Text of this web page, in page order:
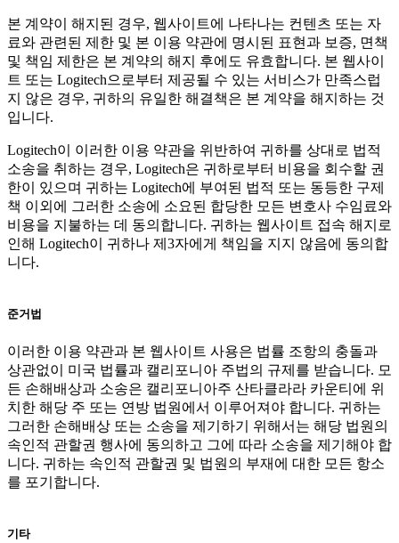
본 계약이 해지된 경우, 웹사이트에 나타나는 컨텐츠 또는 자
료와 관련된 제한 및 본 이용 약관에 명시된 표현과 보증, 면책
및 책임 제한은 본 계약의 해지 후에도 유효합니다. 본 웹사이
트 또는 Logitech으로부터 제공될 수 있는 서비스가 만족스럽
지 않은 경우, 귀하의 유일한 해결책은 본 계약을 해지하는 것
입니다.
Logitech이 이러한 이용 약관을 위반하여 귀하를 상대로 법적
소송을 취하는 경우, Logitech은 귀하로부터 비용을 회수할 권
한이 있으며 귀하는 Logitech에 부여된 법적 또는 동등한 구제
책 이외에 그러한 소송에 소요된 합당한 모든 변호사 수임료와
비용을 지불하는 데 동의합니다. 귀하는 웹사이트 접속 해지로
인해 Logitech이 귀하나 제3자에게 책임을 지지 않음에 동의합
니다.
준거법
이러한 이용 약관과 본 웹사이트 사용은 법률 조항의 충돌과
상관없이 미국 법률과 캘리포니아 주법의 규제를 받습니다. 모
든 손해배상과 소송은 캘리포니아주 산타클라라 카운티에 위
치한 해당 주 또는 연방 법원에서 이루어져야 합니다. 귀하는
그러한 손해배상 또는 소송을 제기하기 위해서는 해당 법원의
속인적 관할권 행사에 동의하고 그에 따라 소송을 제기해야 합
니다. 귀하는 속인적 관할권 및 법원의 부재에 대한 모든 항소
를 포기합니다.
기타